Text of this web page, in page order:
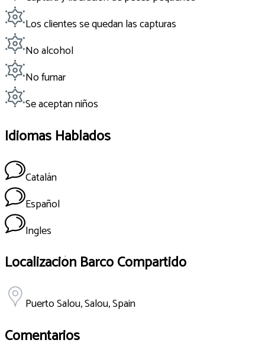
Los clientes se quedan las capturas
No alcohol
No fumar
Se aceptan niños
Idiomas Hablados
Catalán
Español
Ingles
Localización Barco Compartido
Puerto Salou, Salou, Spain
Comentarios